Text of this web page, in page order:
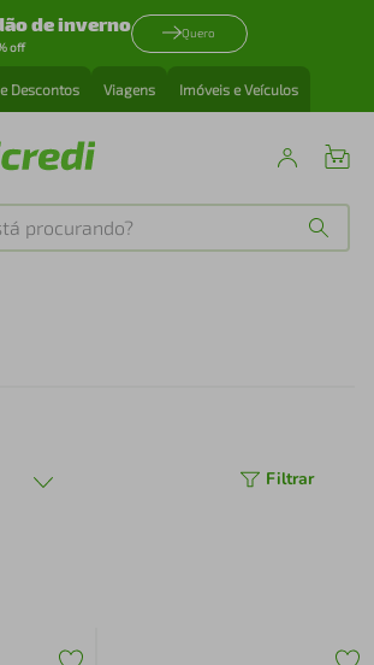
de inverno
off
Quero
Descontos Viagens Imóveis e Veículos
Filtrar
buscados